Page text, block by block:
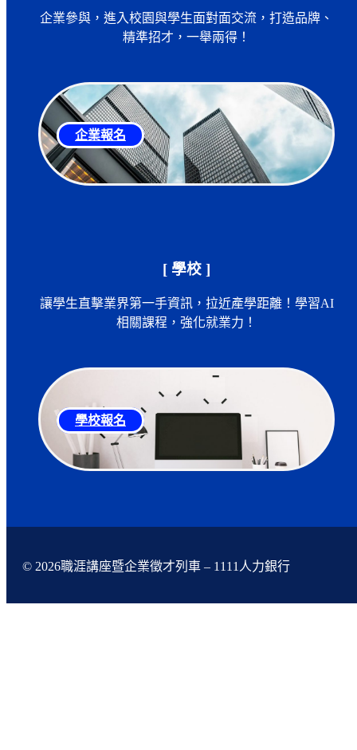
企業參與，進入校園與學生面對面交流，打造品牌、
精準招才，一舉兩得！
企業報名
[ 學校 ]
讓學生直擊業界第一手資訊，拉近產學距離！學習AI
相關課程，強化就業力！
學校報名
© 2026職涯講座暨企業徵才列車 – 1111人力銀行